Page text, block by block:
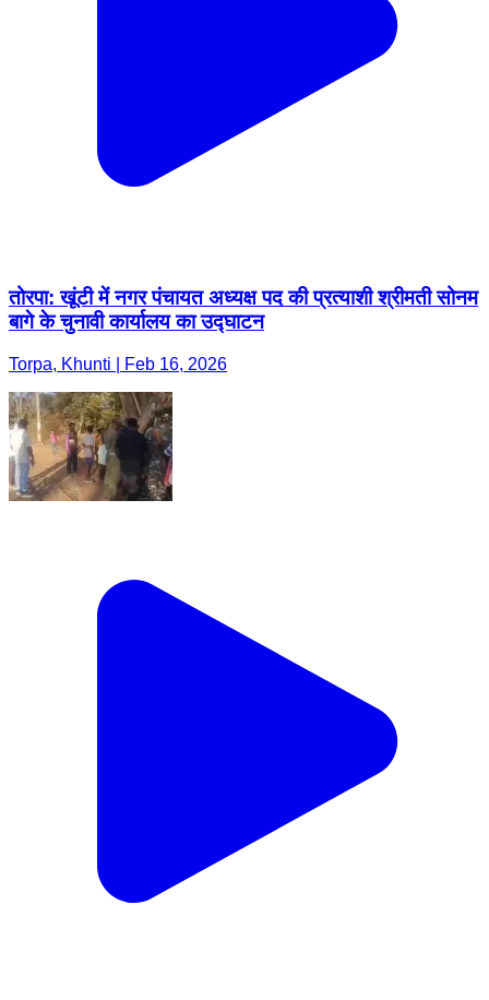
तोरपा: खूंटी में नगर पंचायत अध्यक्ष पद की प्रत्याशी श्रीमती सोनम
बागे के चुनावी कार्यालय का उद्घाटन
Torpa, Khunti | Feb 16, 2026